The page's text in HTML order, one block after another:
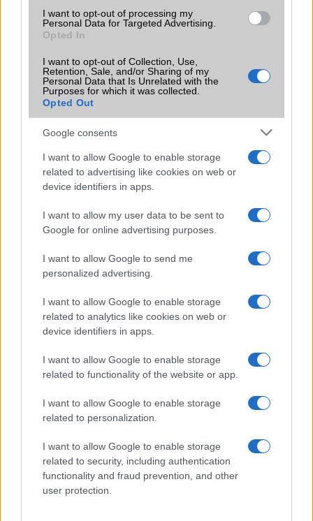
I want to opt-out of processing my
Personal Data for Targeted Advertising.
Opted In
I want to opt-out of Collection, Use,
Retention, Sale, and/or Sharing of my
Personal Data that Is Unrelated with the
Purposes for which it was collected.
Opted Out
Google consents
I want to allow Google to enable storage
related to advertising like cookies on web or
device identifiers in apps.
I want to allow my user data to be sent to
Google for online advertising purposes.
I want to allow Google to send me
personalized advertising.
I want to allow Google to enable storage
related to analytics like cookies on web or
device identifiers in apps.
I want to allow Google to enable storage
related to functionality of the website or app.
I want to allow Google to enable storage
related to personalization.
I want to allow Google to enable storage
related to security, including authentication
functionality and fraud prevention, and other
user protection.
HÍRLEVÉL
Feliratkozás a Telefonguru ingyenes hírlevelére
Elfogadom azAdatvédelmi és Adatkezelési Tájékoztatót
szolgáltatási feltételekérvényesek.
Korábbi hírlevelek
Megérné Önnek telefont váltani csak azért, mert az új modell dupla alap
Talán, ha más fejlesztések is vannak
Nem, nekem a mostani tárhely is elég